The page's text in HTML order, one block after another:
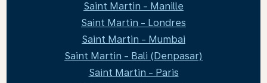
Saint Martin - Manille
Saint Martin - Londres
Saint Martin - Mumbai
Saint Martin - Bali (Denpasar)
Saint Martin - Paris